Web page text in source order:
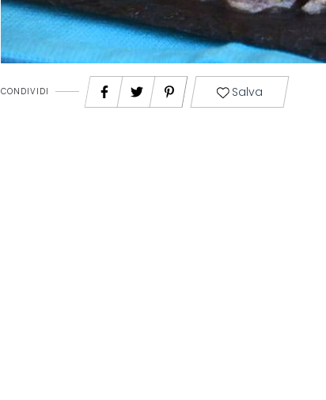
CONDIVIDI Salva